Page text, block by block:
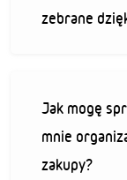
zebrane
Jak mogę
mnie
zakupy?